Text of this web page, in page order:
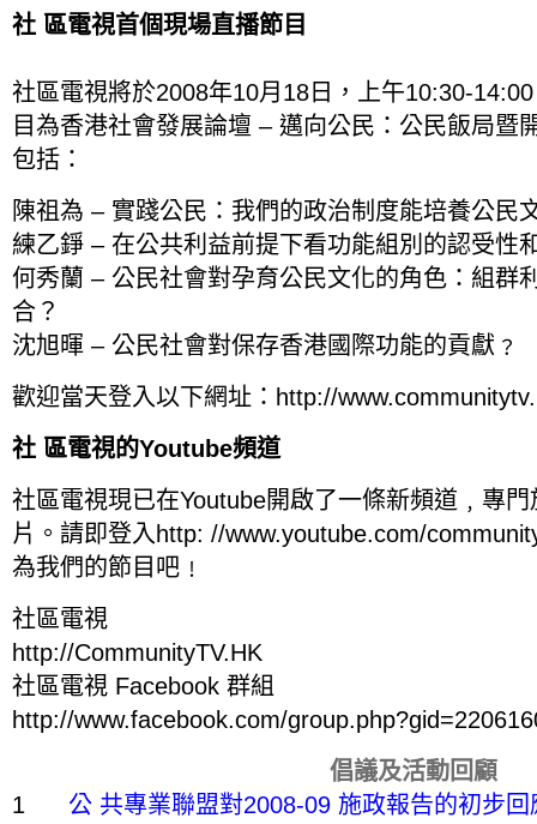
社 區電視首個現場直播節目
社區電視將於2008年10月18日，上午10:30-
目為香港社會發展論壇 – 邁向公民：公民飯局暨
包括：
陳祖為 – 實踐公民：我們的政治制度能培養公民
練乙錚 – 在公共利益前提下看功能組別的認受性
何秀蘭 – 公民社會對孕育公民文化的角色：組群
合？
沈旭暉 – 公民社會對保存香港國際功能的貢獻﹖
歡迎當天登入以下網址：http://
社 區電視的Youtube頻道
社區電視現已在Youtube開啟了一條新頻道﹐專
片。請即登入http: //www.youtube.com/
為我們的節目吧﹗
社區電視
http://CommunityTV.HK
社區電視 Facebook 群組
http://www.facebook.com/
倡議及活動回顧
1 公 共專業聯盟對2008-09 施政報告的初步回